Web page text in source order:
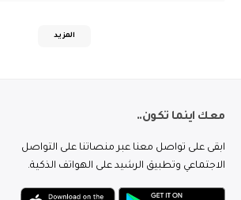
المزيد
معك اينما تكون..
ابقى على تواصل معنا عبر منصاتنا على التواصل
الاجتماعي وتطبيق الرشيد على الهواتف الذكية.